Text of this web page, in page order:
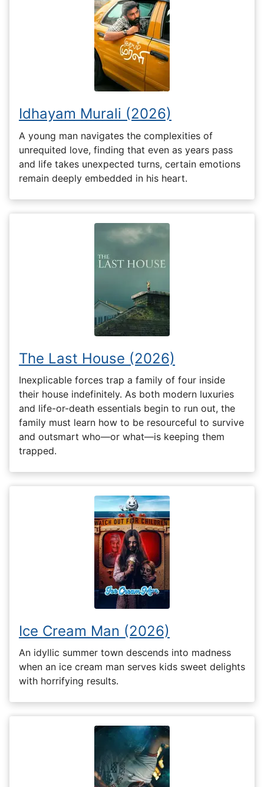
Idhayam Murali (2026)
A young man navigates the complexities of
unrequited love, finding that even as years pass
and life takes unexpected turns, certain emotions
remain deeply embedded in his heart.
The Last House (2026)
Inexplicable forces trap a family of four inside
their house indefinitely. As both modern luxuries
and life-or-death essentials begin to run out, the
family must learn how to be resourceful to survive
and outsmart who—or what—is keeping them
trapped.
Ice Cream Man (2026)
An idyllic summer town descends into madness
when an ice cream man serves kids sweet delights
with horrifying results.